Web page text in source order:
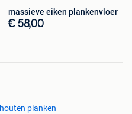
massieve eiken plankenvloer
€ 58,00
houten planken